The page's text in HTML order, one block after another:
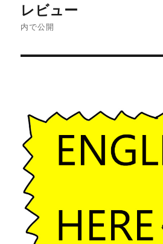
ナ
ビ
ゲ
シ
ョ
ン
レビュー
内で公開